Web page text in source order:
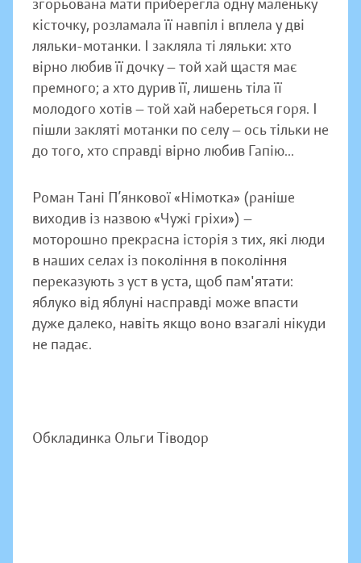
згорьована мати приберегла одну маленьку
кісточку, розламала її навпіл і вплела у дві
ляльки-мотанки. І закляла ті ляльки: хто
вірно любив її дочку — той хай щастя має
премного; а хто дурив її, лишень тіла її
молодого хотів — той хай набереться горя. І
пішли закляті мотанки по селу — ось тільки не
до того, хто справді вірно любив Гапію...
Роман Тані П’янкової «Німотка» (раніше
виходив із назвою «Чужі гріхи») —
моторошно прекрасна історія з тих, які люди
в наших селах із покоління в покоління
переказують з уст в уста, щоб пам'ятати:
яблуко від яблуні насправді може впасти
дуже далеко, навіть якщо воно взагалі нікуди
не падає.
Обкладинка Ольги Тіводор